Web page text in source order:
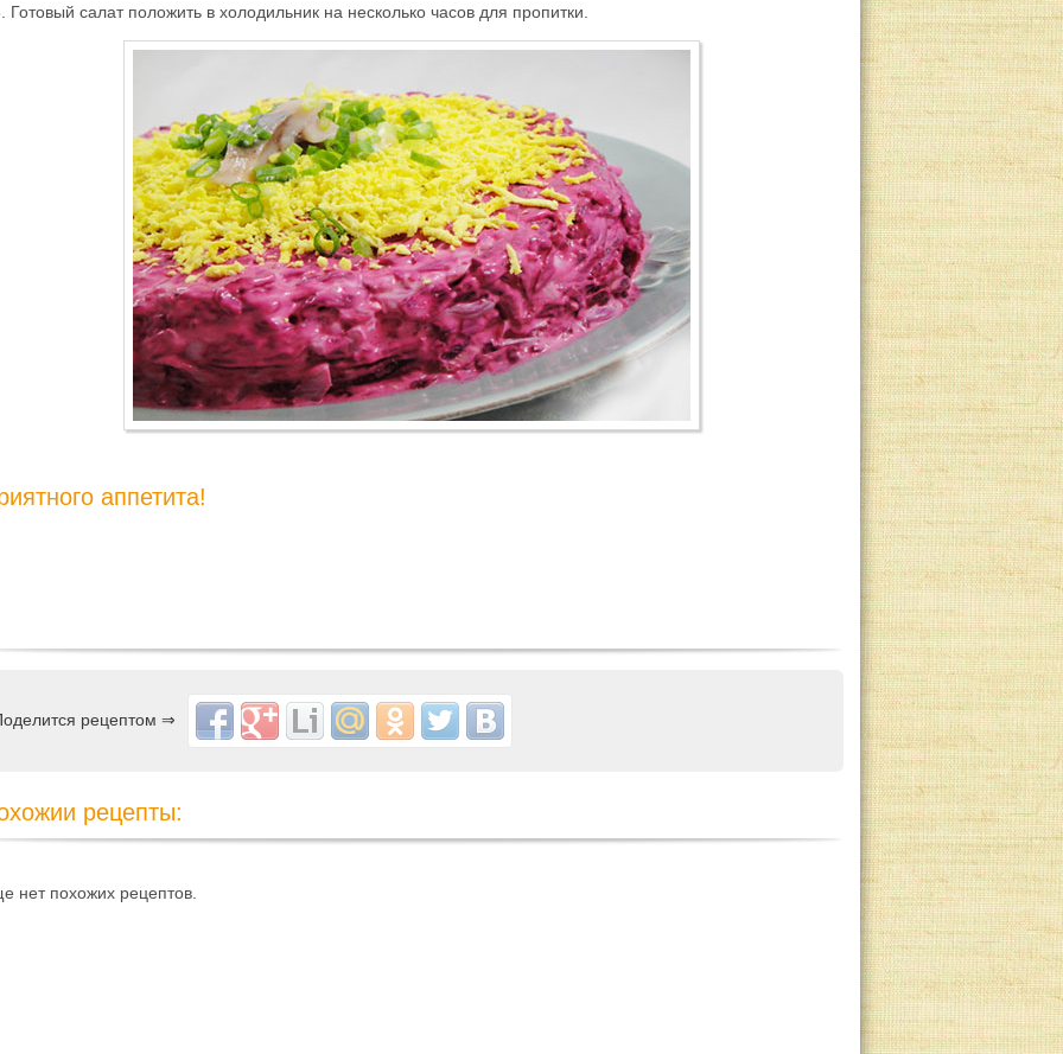
Готовый салат положить в холодильник на несколько часов для пропитки.
аппетита!
рецептом ⇒
рецепты:
нет похожих рецептов.